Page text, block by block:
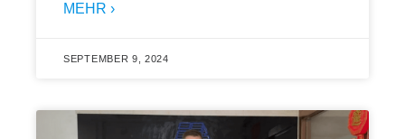
MEHR ›
SEPTEMBER 9, 2024